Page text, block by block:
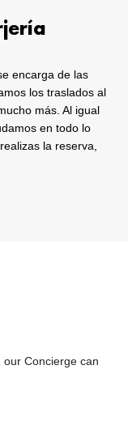
encarga de las
los traslados al
más. Al igual
en todo lo
la reserva,
our Concierge can